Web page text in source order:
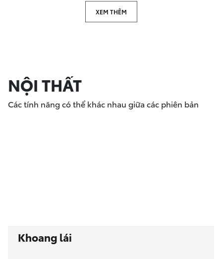
XEM THÊM
NỘI THẤT
Các tính năng có thể khác nhau giữa các phiên bản
Khoang lái